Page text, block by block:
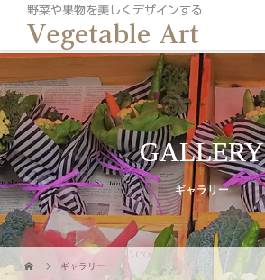
GALLERY
ギャラリー
ギャラリー